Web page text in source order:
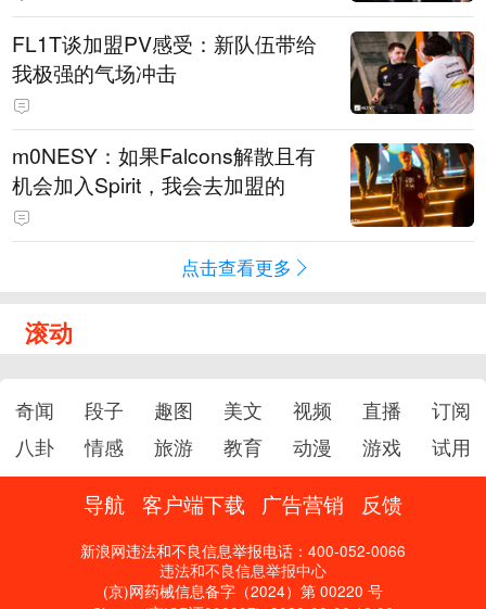
FL1T谈加盟PV感受：新队伍带给
我极强的气场冲击
m0NESY：如果Falcons解散且有
机会加入Spirit，我会去加盟的
点击查看更多
滚动
奇闻 段子 趣图 美文 视频 直播
订阅
八卦
情感 旅游 教育 动漫 游戏 试用
导航 客户端下载 广告营销 反馈
新浪网违法和不良信息举报电话：400-052-0066
违法和不良信息举报中心
(京)网药械信息备字（2024）第 00220 号